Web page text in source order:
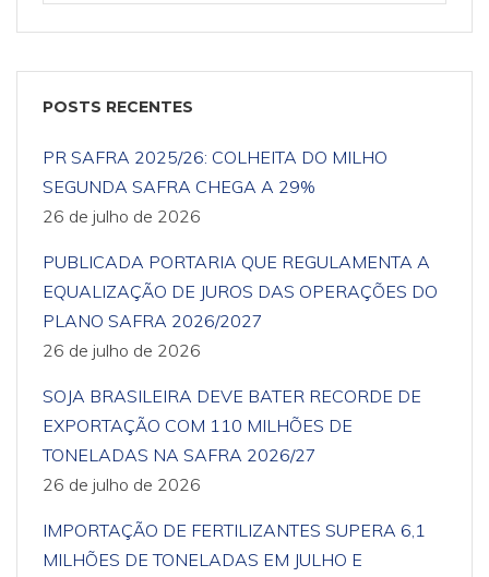
POSTS RECENTES
PR SAFRA 2025/26: COLHEITA DO MILHO
SEGUNDA SAFRA CHEGA A 29%
26 de julho de 2026
PUBLICADA PORTARIA QUE REGULAMENTA A
EQUALIZAÇÃO DE JUROS DAS OPERAÇÕES DO
PLANO SAFRA 2026/2027
26 de julho de 2026
SOJA BRASILEIRA DEVE BATER RECORDE DE
EXPORTAÇÃO COM 110 MILHÕES DE
TONELADAS NA SAFRA 2026/27
26 de julho de 2026
IMPORTAÇÃO DE FERTILIZANTES SUPERA 6,1
MILHÕES DE TONELADAS EM JULHO E